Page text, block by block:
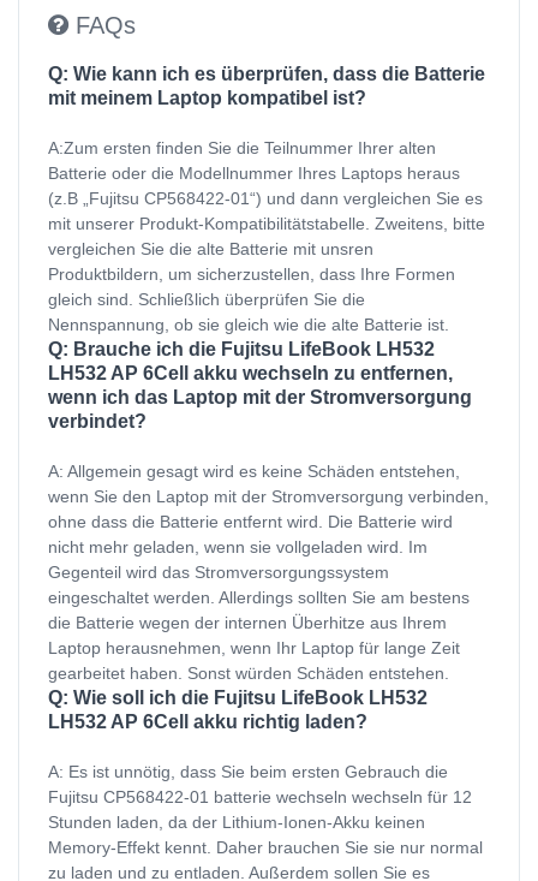
FAQs
Q: Wie kann ich es überprüfen, dass die Batterie
mit meinem Laptop kompatibel ist?
A:Zum ersten finden Sie die Teilnummer Ihrer alten
Batterie oder die Modellnummer Ihres Laptops heraus
(z.B „Fujitsu CP568422-01“) und dann vergleichen Sie es
mit unserer Produkt-Kompatibilitätstabelle. Zweitens, bitte
vergleichen Sie die alte Batterie mit unsren
Produktbildern, um sicherzustellen, dass Ihre Formen
gleich sind. Schließlich überprüfen Sie die
Nennspannung, ob sie gleich wie die alte Batterie ist.
Q: Brauche ich die Fujitsu LifeBook LH532
LH532 AP 6Cell akku wechseln zu entfernen,
wenn ich das Laptop mit der Stromversorgung
verbindet?
A: Allgemein gesagt wird es keine Schäden entstehen,
wenn Sie den Laptop mit der Stromversorgung verbinden,
ohne dass die Batterie entfernt wird. Die Batterie wird
nicht mehr geladen, wenn sie vollgeladen wird. Im
Gegenteil wird das Stromversorgungssystem
eingeschaltet werden. Allerdings sollten Sie am bestens
die Batterie wegen der internen Überhitze aus Ihrem
Laptop herausnehmen, wenn Ihr Laptop für lange Zeit
gearbeitet haben. Sonst würden Schäden entstehen.
Q: Wie soll ich die Fujitsu LifeBook LH532
LH532 AP 6Cell akku richtig laden?
A: Es ist unnötig, dass Sie beim ersten Gebrauch die
Fujitsu CP568422-01 batterie wechseln wechseln für 12
Stunden laden, da der Lithium-Ionen-Akku keinen
Memory-Effekt kennt. Daher brauchen Sie sie nur normal
zu laden und zu entladen. Außerdem sollen Sie es